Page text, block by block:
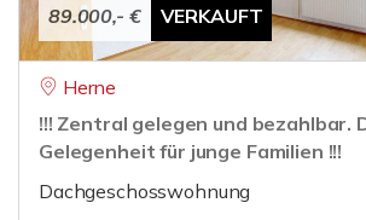
89.000,- € VERKAUFT
Herne
!!! Zentral gelegen und bezahlbar.
Gelegenheit für junge Familien !!!
Dachgeschosswohnung